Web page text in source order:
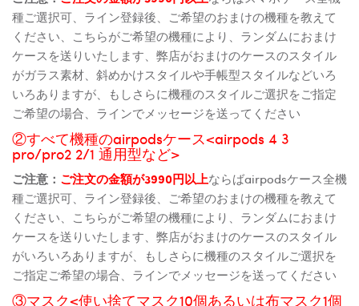
種ご選択可、ライン登録後、ご希望のおまけの機種を教えて
ください、こちらがご希望の機種により、ランダムにおまけ
ケースを送りいたします、弊店がおまけのケースのスタイル
がガラス素材、斜めかけスタイルや手帳型スタイルなどいろ
いろありますが、もしさらに機種のスタイルご選択をご指定
ご希望の場合、ラインでメッセージを送ってください
②すべて機種のairpodsケース<airpods 4 3
pro/pro2 2/1 通用型など>
ご注意： ご注文の金額が3990円以上ならばairpodsケース全機
種ご選択可、ライン登録後、ご希望のおまけの機種を教えて
ください、こちらがご希望の機種により、ランダムにおまけ
ケースを送りいたします、弊店がおまけのケースのスタイル
がいろいろありますが、もしさらに機種のスタイルご選択を
ご指定ご希望の場合、ラインでメッセージを送ってください
③マスク<使い捨てマスク10個あるいは布マスク1個